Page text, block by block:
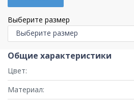
Выберите размер
Выберите размер
Общие характеристики
Цвет:
Материал: